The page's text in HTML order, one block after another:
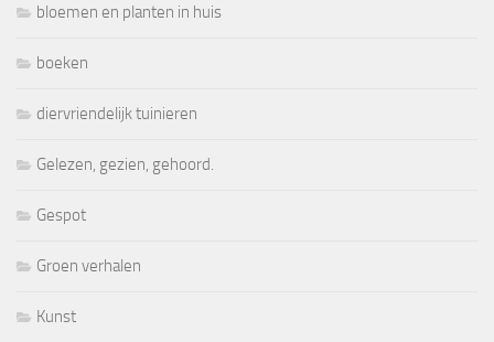
bloemen en planten in huis
boeken
diervriendelijk tuinieren
Gelezen, gezien, gehoord.
Gespot
Groen verhalen
Kunst